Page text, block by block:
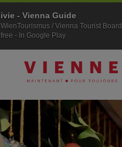
ivie - Vienna Guide
WienTourismus / Vienna Tourist Board
free - In Google Play